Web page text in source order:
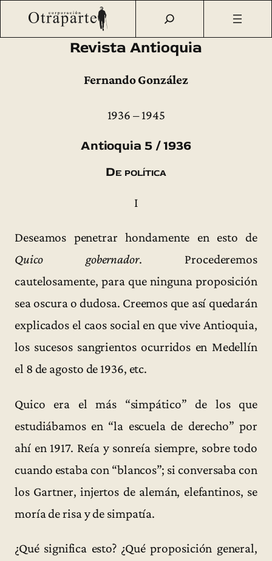
Saltar
Otraparte.org/Fernando González/
Antioquia (1936–1945)
Revista Antioquia
Fernando González
1936 – 1945
Antioquia 5 / 1936
De política
I
Deseamos penetrar hondamente en esto de
Quico gobernador. Procederemos
cautelosamente, para que ninguna proposición
sea oscura o dudosa. Creemos que así quedarán
explicados el caos social en que vive Antioquia,
los sucesos sangrientos ocurridos en Medellín
el 8 de agosto de 1936, etc.
Quico era el más “simpático” de los que
estudiábamos en “la escuela de derecho” por
ahí en 1917. Reía y sonreía siempre, sobre todo
cuando estaba con “blancos”; si conversaba con
los Gartner, injertos de alemán, elefantinos, se
moría de risa y de simpatía.
¿Qué significa esto? ¿Qué proposición general,